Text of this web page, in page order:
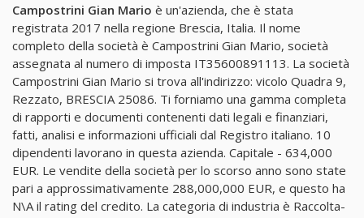
Campostrini Gian Mario è un'azienda, che è stata
registrata 2017 nella regione Brescia, Italia. Il nome
completo della società è Campostrini Gian Mario, società
assegnata al numero di imposta IT35600891113. La società
Campostrini Gian Mario si trova all'indirizzo: vicolo Quadra 9,
Rezzato, BRESCIA 25086. Ti forniamo una gamma completa
di rapporti e documenti contenenti dati legali e finanziari,
fatti, analisi e informazioni ufficiali dal Registro italiano. 10
dipendenti lavorano in questa azienda. Capitale - 634,000
EUR. Le vendite della società per lo scorso anno sono state
pari a approssimativamente 288,000,000 EUR, e questo ha
N\A il rating del credito. La categoria di industria è Raccolta-